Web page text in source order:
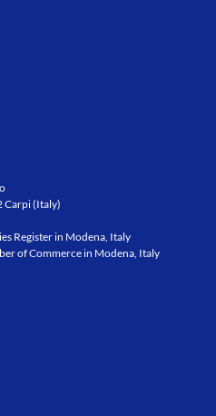
Carpi (Italy)
Register in Modena, Italy
of Commerce in Modena, Italy